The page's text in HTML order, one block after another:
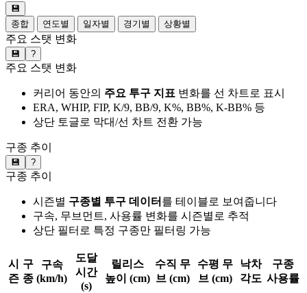
💾
종합
연도별 일자별 경기별 상황별
주요 스탯 변화
💾 ?
주요 스탯 변화
커리어 동안의 주요 투구 지표 변화를 선 차트로 표시
ERA, WHIP, FIP, K/9, BB/9, K%, BB%, K-BB% 등
상단 토글로 막대/선 차트 전환 가능
구종 추이
💾 ?
구종 추이
시즌별 구종별 투구 데이터 를 테이블로 보여줍니다
구속, 무브먼트, 사용률 변화를 시즌별로 추적
상단 필터로 특정 구종만 필터링 가능
시
즌
구
종
구속
(km/h)
도달
시간
(s)
릴리스
높이 (cm)
수직 무
브 (cm)
수평 무
브 (cm)
낙차
각도
구종
사용률